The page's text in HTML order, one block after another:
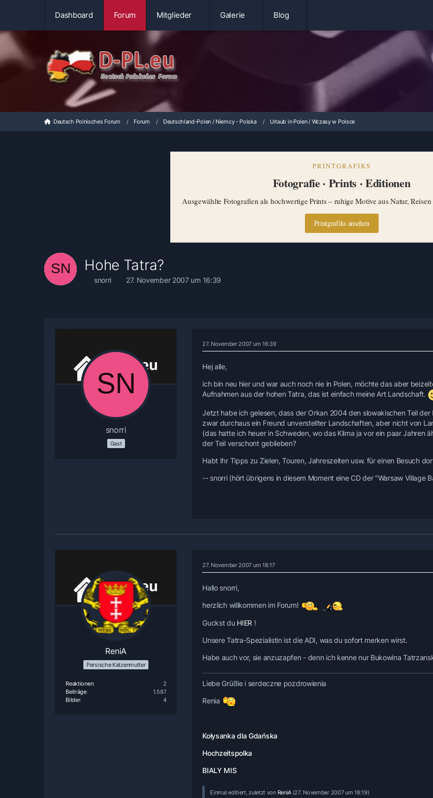
Dashboard Forum Mitglieder Galerie Blog
Deutsch Polnisches Forum Forum Deutschland-Polen / Niemcy - Polska Urlaub in Polen / Wczasy w Polsce
PRINTGRAFIKS
Fotografie · Prints · Editionen
Ausgewählte Fotografien als hochwertige Prints – ruhige Motive aus Natur,
Printgrafiks ansehen
Hohe Tatra?
snorri 27. November 2007 um 16:39
snorri
Gast
27. November 2007 um 16:39
Hej alle,
ich bin neu hier und war auch noch nie in Polen, möchte das aber
Aufnahmen aus der hohen Tatra, das ist einfach meine Art Landschaft.
Jetzt habe ich gelesen, dass der Orkan 2004 den slowakischen Teil
zwar durchaus ein Freund unverstellter Landschaften, aber nicht von
(das hatte ich heuer in Schweden, wo das Klima ja vor ein paar Jahren
der Teil verschont geblieben?
Habt Ihr Tipps zu Zielen, Touren, Jahreszeiten usw. für einen Besuch
-- snorri (hört übrigens in diesem Moment eine CD der "Warsaw Village
ReniA
Persische Katzenmutter
Reaktionen
2
Beiträge
1.587
Bilder
4
27. November 2007 um 18:17
Hallo snorri,
herzlich willkommen im Forum!
Guckst du HIER !
Unsere Tatra-Spezialistin ist die ADI, was du sofort merken wirst.
Habe auch vor, sie anzuzapfen - denn ich kenne nur Bukowina
Liebe Grüßle i serdeczne pozdrowienia
Renia
Kołysanka dla Gdańska
Hochzeitspolka
BIALY MIS
Einmal editiert, zuletzt von ReniA (27. November 2007 um 18:19)